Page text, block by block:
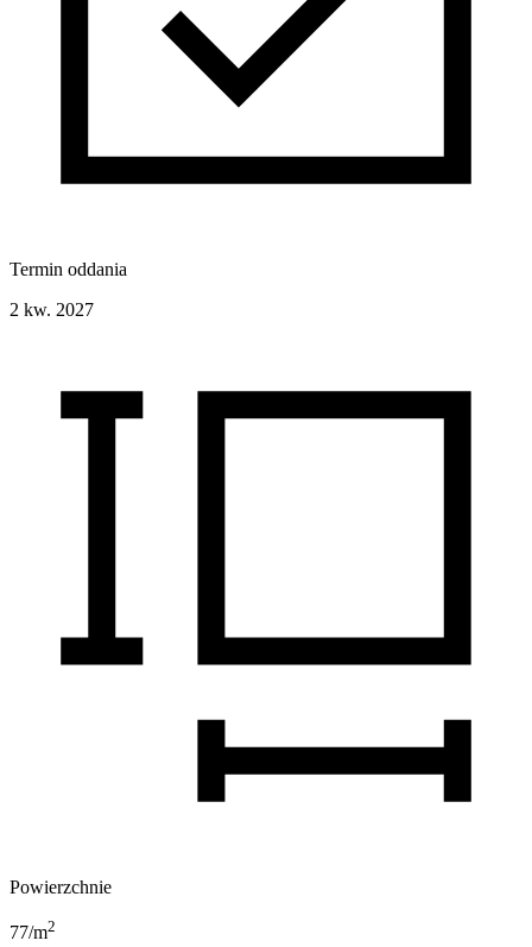
Termin oddania
2 kw. 2027
Powierzchnie
77/m2